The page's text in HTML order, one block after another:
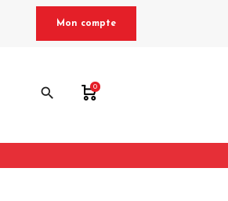
Mon compte
search 0